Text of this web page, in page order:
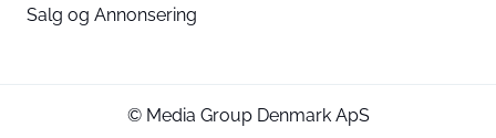
Salg og Annonsering
© Media Group Denmark ApS